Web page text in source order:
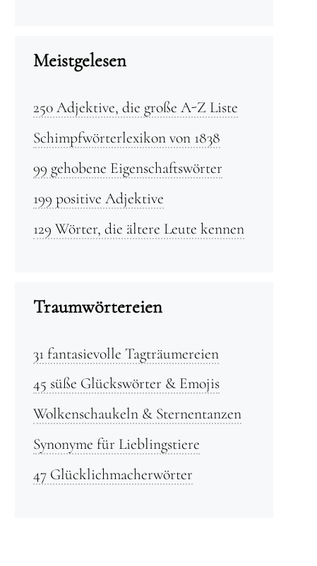
Meistgelesen
250 Adjektive, die große A-Z Liste
Schimpfwörterlexikon von 1838
99 gehobene Eigenschaftswörter
199 positive Adjektive
129 Wörter, die ältere Leute kennen
Traumwörtereien
31 fantasievolle Tagträumereien
45 süße Glückswörter & Emojis
Wolkenschaukeln & Sternentanzen
Synonyme für Lieblingstiere
47 Glücklichmacherwörter